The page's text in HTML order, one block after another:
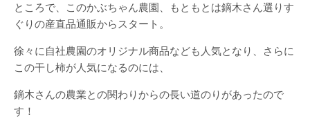
ところで、このかぶちゃん農園、もともとは鏑木さん選りす
ぐりの産直品通販からスタート。
徐々に自社農園のオリジナル商品なども人気となり、さらに
この干し柿が人気になるのには、
鏑木さんの農業との関わりからの長い道のりがあったので
す！